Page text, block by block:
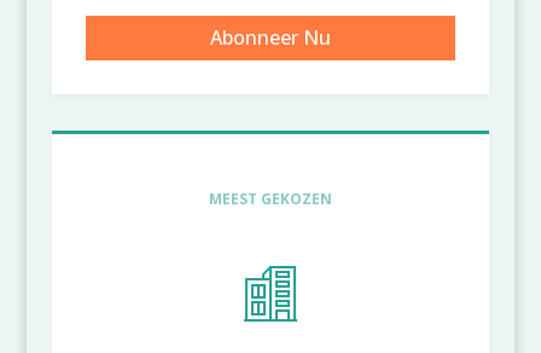
Abonneer Nu
MEEST GEKOZEN